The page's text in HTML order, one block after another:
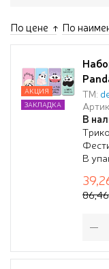
По цене По
ТМ:
В
В
АКЦИЯ
ЗАКЛАДКА
86,46